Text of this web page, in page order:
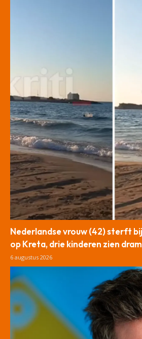
Nederlandse vrouw (42) sterft
op Kreta, drie kinderen zien
6 augustus 2026